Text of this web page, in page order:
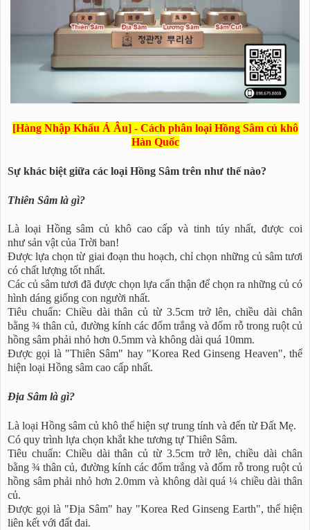
[Hàng Nhập Khẩu Á Âu] - Cách phân loại Hồng Sâm củ khô
Hàn Quốc
Sự khác biệt giữa các loại Hồng Sâm trên như thế nào?
Thiên Sâm là gì?
Là loại Hồng sâm củ khô cao cấp và tinh túy nhất, được coi
như sản vật của Trời ban!
Được lựa chọn từ giai đoạn thu hoạch, chỉ chọn những củ sâm tươi
có chất lượng tốt nhất.
Các củ sâm tươi đã được chọn lựa cẩn thận để chọn ra những củ có
hình dáng giống con người nhất.
Tiêu chuẩn: Chiều dài thân củ từ 3.5cm trở lên, chiều dài chân
bằng ¾ thân củ, đường kính các đốm trắng và đốm rỗ trong ruột củ
hồng sâm phải nhỏ hơn 0.5mm và không dài quá 10mm.
Được gọi là "Thiên Sâm" hay "Korea Red Ginseng Heaven", thể
hiện loại Hồng sâm cao cấp nhất.
Địa Sâm là gì?
Là loại Hồng sâm củ khô thể hiện sự trung tính và đến từ Đất Mẹ.
Có quy trình lựa chọn khắt khe tương tự Thiên Sâm.
Tiêu chuẩn: Chiều dài thân củ từ 3.5cm trở lên, chiều dài chân
bằng ¾ thân củ, đường kính các đốm trắng và đốm rỗ trong ruột củ
hồng sâm phải nhỏ hơn 2.0mm và không dài quá ¼ chiều dài thân
củ.
Được gọi là "Địa Sâm" hay "Korea Red Ginseng Earth", thể hiện
liên kết với đất đai.